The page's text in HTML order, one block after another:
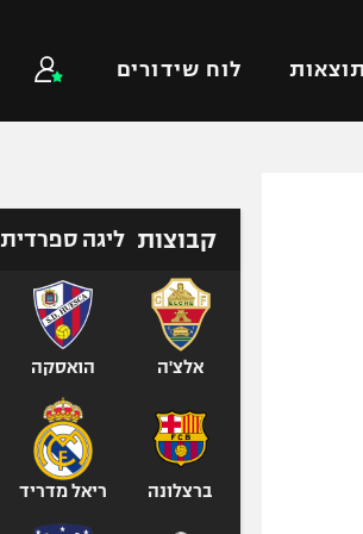
תוצאות לוח שידורים
טניס
כדוריד
כדורעף
שחייה
אגרוף
ספורט אולימפי
UFC
קבוצות ליגה ספרדית
אלצ'ה הואסקה
ברצלונה ריאל מדריד